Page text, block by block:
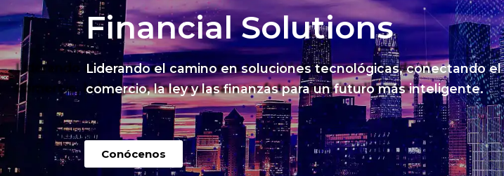
Financial Solutions
Liderando el camino en soluciones tecnológicas, conectando el
comercio, la ley y las finanzas para un futuro más inteligente.
Conócenos